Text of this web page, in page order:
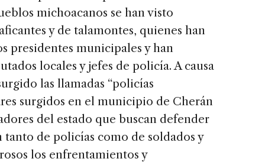
michoacanos se han visto
y de talamontes, quienes han
presidentes municipales y han
locales y jefes de policía. A causa
las llamadas “policías
surgidos en el municipio de Cherán
del estado que buscan defender
tanto de policías como de soldados y
los enfrentamientos y